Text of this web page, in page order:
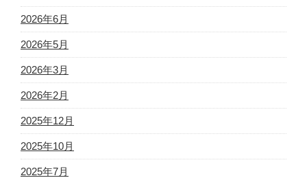
2026年6月
2026年5月
2026年3月
2026年2月
2025年12月
2025年10月
2025年7月